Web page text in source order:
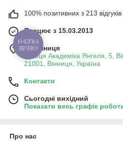
100% позитивних з 213 відгуків
Працює з 15.03.2013
м. Вінниця
вулиця Академіка Янгеля, 5,
21001, Вінниця, Україна
Контакти
Сьогодні вихідний
Показати весь графік
Про нас
КНОПКА
ЗВ'ЯЗКУ